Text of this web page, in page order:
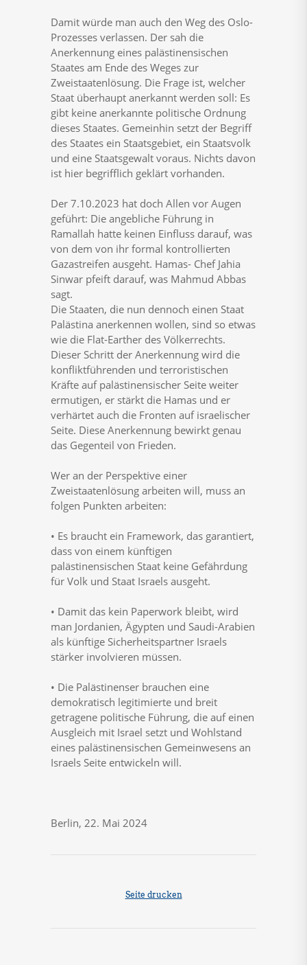
Damit würde man auch den Weg des Oslo-
Prozesses verlassen. Der sah die
Anerkennung eines palästinensischen
Staates am Ende des Weges zur
Zweistaatenlösung. Die Frage ist, welcher
Staat überhaupt anerkannt werden soll: Es
gibt keine anerkannte politische Ordnung
dieses Staates. Gemeinhin setzt der Begriff
des Staates ein Staatsgebiet, ein Staatsvolk
und eine Staatsgewalt voraus. Nichts davon
ist hier begrifflich geklärt vorhanden.
Der 7.10.2023 hat doch Allen vor Augen
geführt: Die angebliche Führung in
Ramallah hatte keinen Einfluss darauf, was
von dem von ihr formal kontrollierten
Gazastreifen ausgeht. Hamas- Chef Jahia
Sinwar pfeift darauf, was Mahmud Abbas
sagt.
Die Staaten, die nun dennoch einen Staat
Palästina anerkennen wollen, sind so etwas
wie die Flat-Earther des Völkerrechts.
Dieser Schritt der Anerkennung wird die
konfliktführenden und terroristischen
Kräfte auf palästinensischer Seite weiter
ermutigen, er stärkt die Hamas und er
verhärtet auch die Fronten auf israelischer
Seite. Diese Anerkennung bewirkt genau
das Gegenteil von Frieden.
Wer an der Perspektive einer
Zweistaatenlösung arbeiten will, muss an
folgen Punkten arbeiten:
• Es braucht ein Framework, das garantiert,
dass von einem künftigen
palästinensischen Staat keine Gefährdung
für Volk und Staat Israels ausgeht.
• Damit das kein Paperwork bleibt, wird
man Jordanien, Ägypten und Saudi-Arabien
als künftige Sicherheitspartner Israels
stärker involvieren müssen.
• Die Palästinenser brauchen eine
demokratisch legitimierte und breit
getragene politische Führung, die auf einen
Ausgleich mit Israel setzt und Wohlstand
eines palästinensischen Gemeinwesens an
Israels Seite entwickeln will.
Berlin, 22. Mai 2024
Seite drucken